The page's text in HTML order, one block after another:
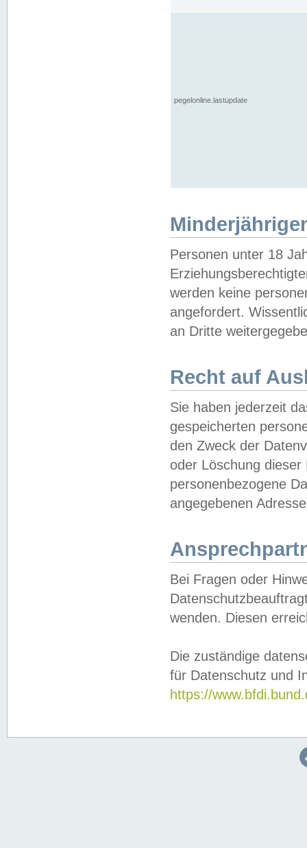
pegelonline.lastupdate
Personen unter 18
werden keine
angefordert.
an Dritte
Recht auf
Sie haben jederzeit
gespeicherten
den Zweck der
oder Löschung
personenbezogene
angegebenen
Bei Fragen oder
wenden. Diesen
Die zuständige
für Datenschutz und
https://